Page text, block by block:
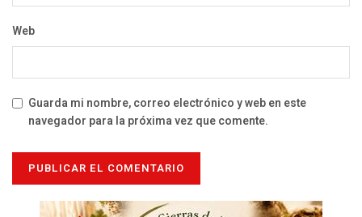
Web
Guarda mi nombre, correo electrónico y web en este
navegador para la próxima vez que comente.